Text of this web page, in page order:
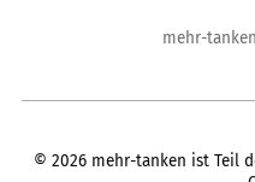
mehr-
© 2026 mehr-tanken ist Teil